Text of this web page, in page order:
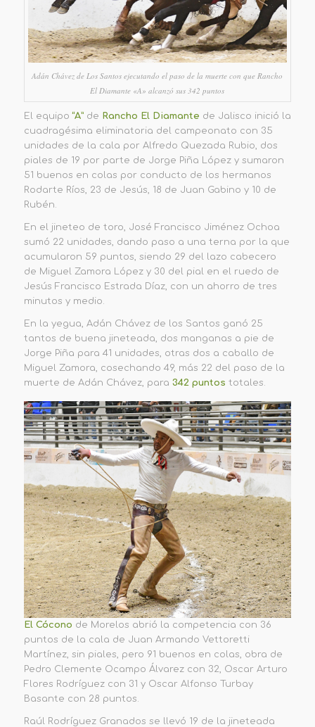
Adán Chávez de Los Santos ejecutando el paso de la muerte con que Rancho
El Diamante «A» alcanzó sus 342 puntos
El equipo“A”de Rancho El Diamante de Jalisco inició la
cuadragésima eliminatoria del campeonato con 35
unidades de la cala por Alfredo Quezada Rubio, dos
piales de 19 por parte de Jorge Piña López y sumaron
51 buenos en colas por conducto de los hermanos
Rodarte Ríos, 23 de Jesús, 18 de Juan Gabino y 10 de
Rubén.
En el jineteo de toro, José Francisco Jiménez Ochoa
sumó 22 unidades, dando paso a una terna por la que
acumularon 59 puntos, siendo 29 del lazo cabecero
de Miguel Zamora López y 30 del pial en el ruedo de
Jesús Francisco Estrada Díaz, con un ahorro de tres
minutos y medio.
En la yegua, Adán Chávez de los Santos ganó 25
tantos de buena jineteada, dos manganas a pie de
Jorge Piña para 41 unidades, otras dos a caballo de
Miguel Zamora, cosechando 49, más 22 del paso de la
muerte de Adán Chávez, para 342 puntos totales.
El Cócono de Morelos abrió la competencia con 36
puntos de la cala de Juan Armando Vettoretti
Martínez, sin piales, pero 91 buenos en colas, obra de
Pedro Clemente Ocampo Álvarez con 32, Oscar Arturo
Flores Rodríguez con 31 y Oscar Alfonso Turbay
Basante con 28 puntos.
Raúl Rodríguez Granados se llevó 19 de la jineteada